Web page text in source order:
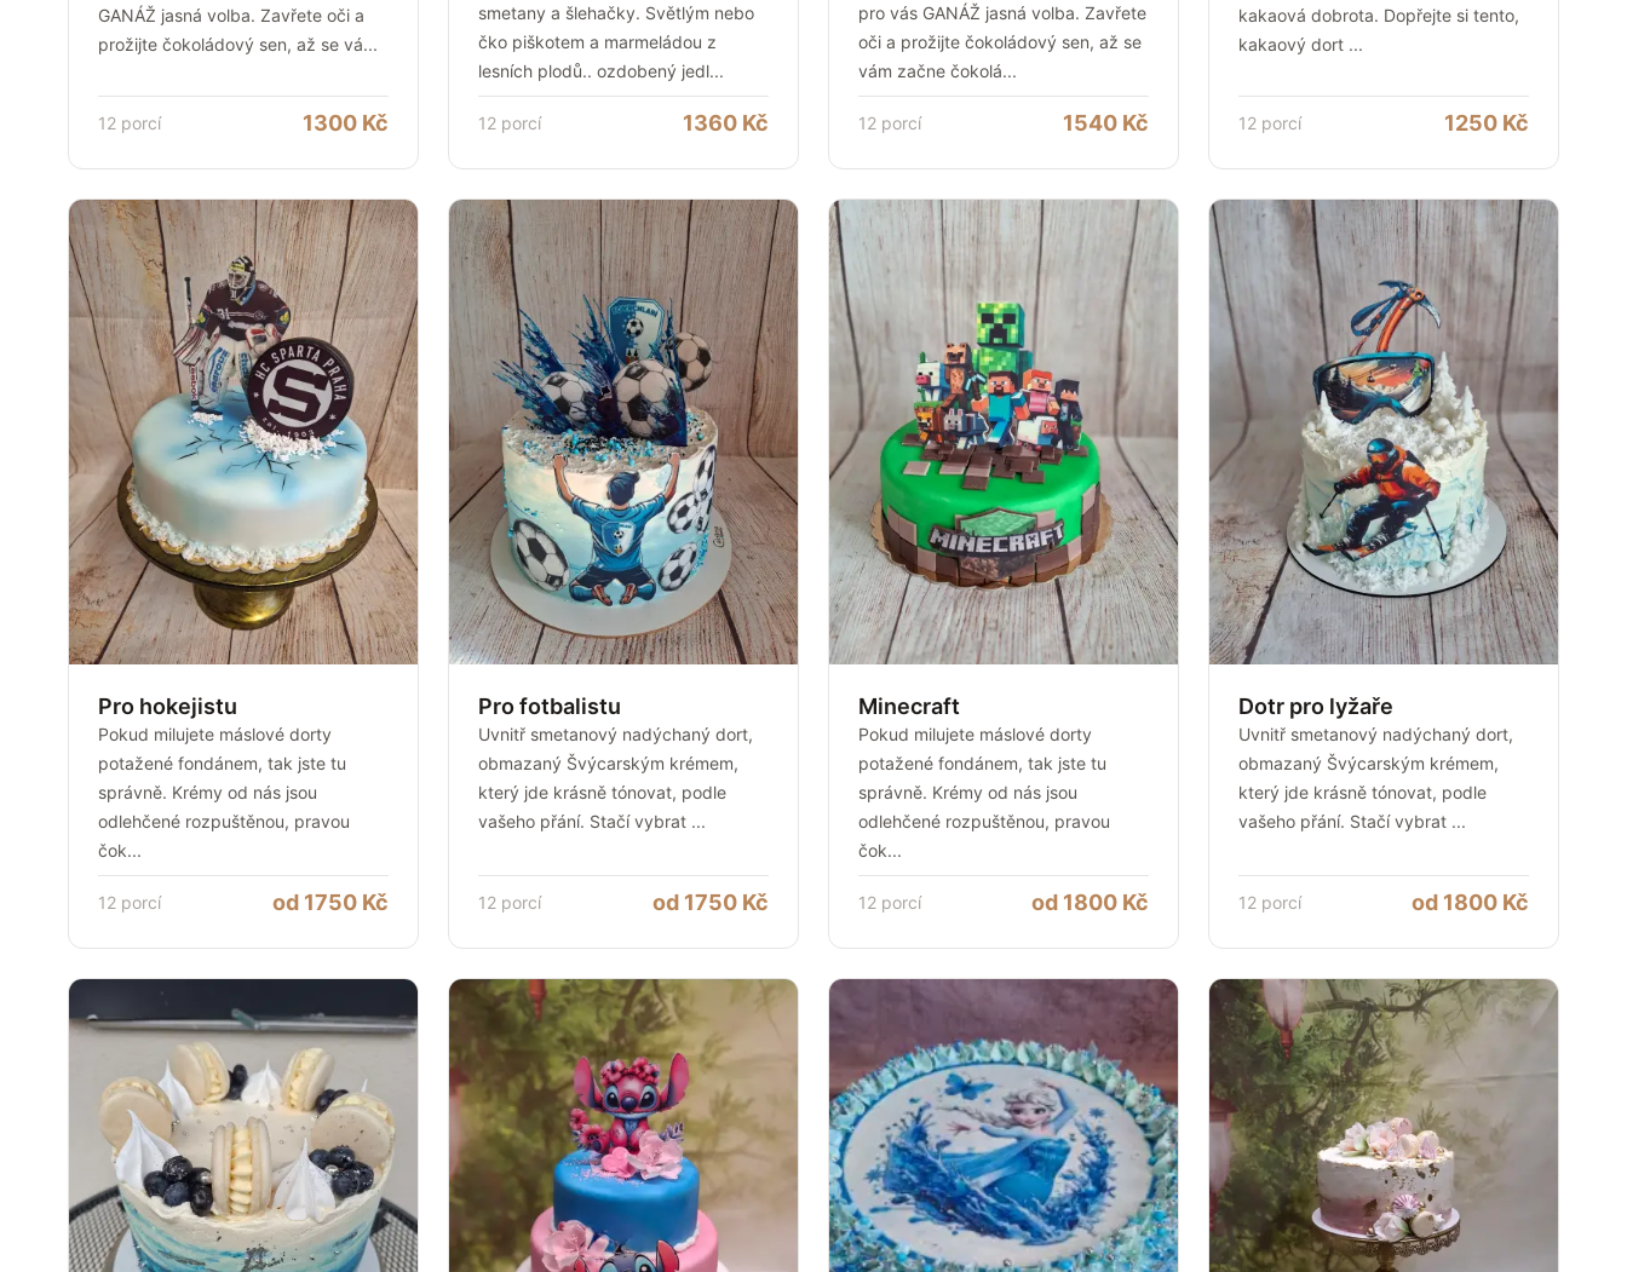
GANÁŽ jasná volba. Zavřete oči a
prožijte čokoládový sen, až se vá...
12 porcí 1300 Kč
smetany a šlehačky. Světlým nebo
čko piškotem a marmeládou z
lesních plodů.. ozdobený jedl...
12 porcí 1360 Kč
pro vás GANÁŽ jasná volba. Zavřete
oči a prožijte čokoládový sen, až se
vám začne čokolá...
12 porcí 1540 Kč
kakaová dobrota. Dopřejte si tento,
kakaový dort ...
12 porcí 1250 Kč
Pro hokejistu
Pokud milujete máslové dorty
potažené fondánem, tak jste tu
správně. Krémy od nás jsou
odlehčené rozpuštěnou, pravou
čok...
12 porcí od 1750 Kč
Pro fotbalistu
Uvnitř smetanový nadýchaný dort,
obmazaný Švýcarským krémem,
který jde krásně tónovat, podle
vašeho přání. Stačí vybrat ...
12 porcí od 1750 Kč
Minecraft
Pokud milujete máslové dorty
potažené fondánem, tak jste tu
správně. Krémy od nás jsou
odlehčené rozpuštěnou, pravou
čok...
12 porcí od 1800 Kč
Dotr pro lyžaře
Uvnitř smetanový nadýchaný dort,
obmazaný Švýcarským krémem,
který jde krásně tónovat, podle
vašeho přání. Stačí vybrat ...
12 porcí od 1800 Kč